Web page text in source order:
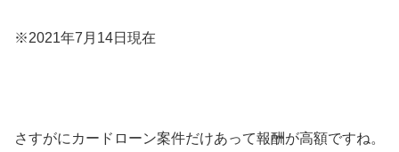
※2021年7月14日現在
さすがにカードローン案件だけあって報酬が高額ですね。